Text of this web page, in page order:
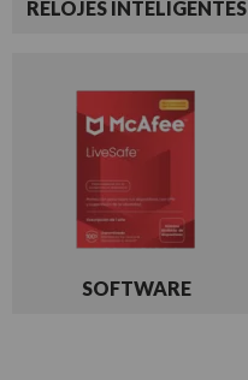
RELOJES INTELIGENTES
SOFTWARE